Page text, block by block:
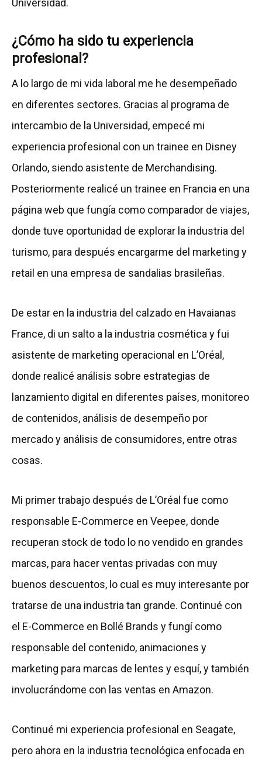
Universidad.
¿Cómo ha sido tu experiencia
profesional?
A lo largo de mi vida laboral me he desempeñado
en diferentes sectores. Gracias al programa de
intercambio de la Universidad, empecé mi
experiencia profesional con un trainee en Disney
Orlando, siendo asistente de Merchandising.
Posteriormente realicé un trainee en Francia en una
página web que fungía como comparador de viajes,
donde tuve oportunidad de explorar la industria del
turismo, para después encargarme del marketing y
retail en una empresa de sandalias brasileñas.
De estar en la industria del calzado en Havaianas
France, di un salto a la industria cosmética y fui
asistente de marketing operacional en L’Oréal,
donde realicé análisis sobre estrategias de
lanzamiento digital en diferentes países, monitoreo
de contenidos, análisis de desempeño por
mercado y análisis de consumidores, entre otras
cosas.
Mi primer trabajo después de L’Oréal fue como
responsable E-Commerce en Veepee, donde
recuperan stock de todo lo no vendido en grandes
marcas, para hacer ventas privadas con muy
buenos descuentos, lo cual es muy interesante por
tratarse de una industria tan grande. Continué con
el E-Commerce en Bollé Brands y fungí como
responsable del contenido, animaciones y
marketing para marcas de lentes y esquí, y también
involucrándome con las ventas en Amazon.
Continué mi experiencia profesional en Seagate,
pero ahora en la industria tecnológica enfocada en